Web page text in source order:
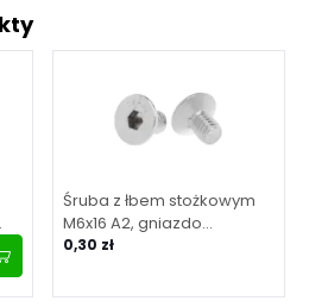
Śruba z łbem stożkowym
M6x16 A2, gniazdo
sześciokątne, DIN 7991
0,30 zł